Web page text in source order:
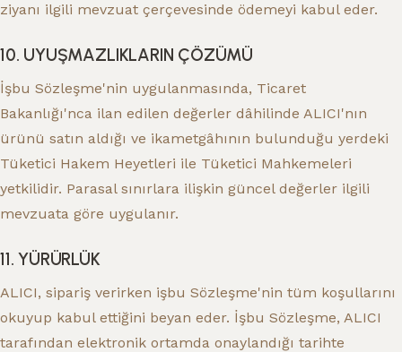
ziyanı ilgili mevzuat çerçevesinde ödemeyi kabul eder.
10. UYUŞMAZLIKLARIN ÇÖZÜMÜ
İşbu Sözleşme'nin uygulanmasında, Ticaret
Bakanlığı'nca ilan edilen değerler dâhilinde ALICI'nın
ürünü satın aldığı ve ikametgâhının bulunduğu yerdeki
Tüketici Hakem Heyetleri ile Tüketici Mahkemeleri
yetkilidir. Parasal sınırlara ilişkin güncel değerler ilgili
mevzuata göre uygulanır.
11. YÜRÜRLÜK
ALICI, sipariş verirken işbu Sözleşme'nin tüm koşullarını
okuyup kabul ettiğini beyan eder. İşbu Sözleşme, ALICI
tarafından elektronik ortamda onaylandığı tarihte